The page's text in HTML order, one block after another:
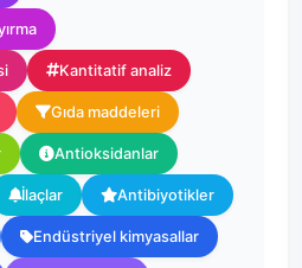
Kantitatif analiz
Gıda maddeleri
Antioksidanlar
İlaçlar Antibiyotikler
Endüstriyel kimyasallar